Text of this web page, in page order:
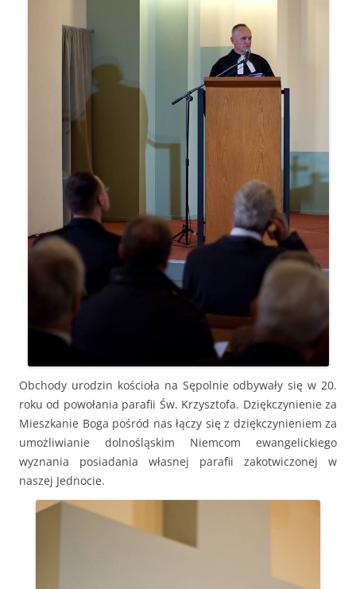
Obchody urodzin kościoła na Sępolnie odbywały się w 20.
roku od powołania parafii Św. Krzysztofa. Dziękczynienie za
Mieszkanie Boga pośród nas łączy się z dziękczynieniem za
umożliwianie dolnośląskim Niemcom ewangelickiego
wyznania posiadania własnej parafii zakotwiczonej w
naszej Jednocie.